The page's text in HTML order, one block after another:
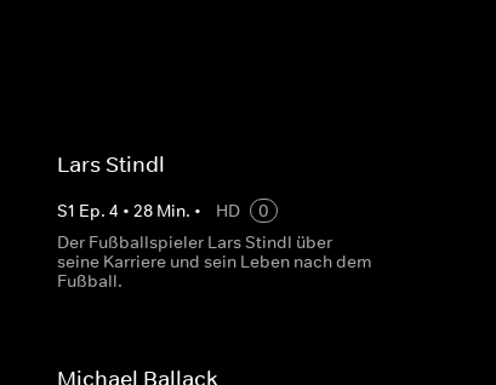
Lars Stindl
S1 Ep. 4 • 28Min. • HD
0
Der Fußballspieler Lars Stindl über
seine Karriere und sein Leben nach dem
Fußball.
Michael Ballack